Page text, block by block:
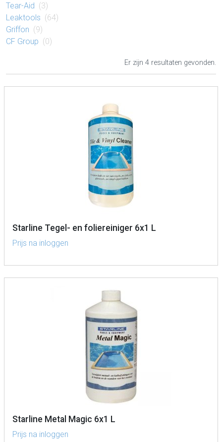
Tear-Aid (3)
Leaktools (64)
Griffon (9)
CF Group (0)
Er zijn 4 resultaten gevonden.
Starline Tegel- en foliereiniger 6x1 L
Prijs na inloggen
Starline Metal Magic 6x1 L
Prijs na inloggen